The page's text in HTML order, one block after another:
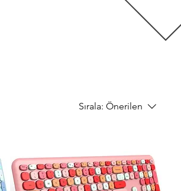
Sırala: Önerilen